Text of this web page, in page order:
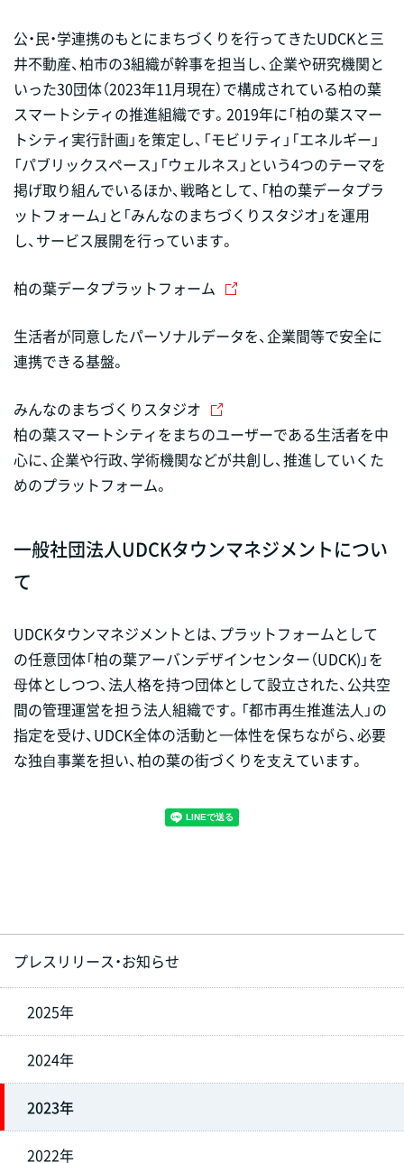
公・民・学連携のもとにまちづくりを行ってきたUDCKと三
井不動産、柏市の3組織が幹事を担当し、企業や研究機関と
いった30団体（2023年11月現在）で構成されている柏の葉
スマートシティの推進組織です。2019年に「柏の葉スマー
トシティ実行計画」を策定し、「モビリティ」「エネルギー」
「パブリックスペース」「ウェルネス」という4つのテーマを
掲げ取り組んでいるほか、戦略として、「柏の葉データプラ
ットフォーム」と「みんなのまちづくりスタジオ」を運用
し、サービス展開を行っています。
柏の葉データプラットフォーム
生活者が同意したパーソナルデータを、企業間等で安全に
連携できる基盤。
みんなのまちづくりスタジオ
柏の葉スマートシティをまちのユーザーである生活者を中
心に、企業や行政、学術機関などが共創し、推進していくた
めのプラットフォーム。
一般社団法人UDCKタウンマネジメントについ
て
UDCKタウンマネジメントとは、プラットフォームとして
の任意団体「柏の葉アーバンデザインセンター（UDCK)」を
⺟体としつつ、法⼈格を持つ団体として設立された、公共空
間の管理運営を担う法⼈組織です。「都市再⽣推進法⼈」の
指定を受け、UDCK全体の活動と⼀体性を保ちながら、必要
な独⾃事業を担い、柏の葉の街づくりを⽀えています。
プレスリリース・お知らせ
2025年
2024年
2023年
2022年